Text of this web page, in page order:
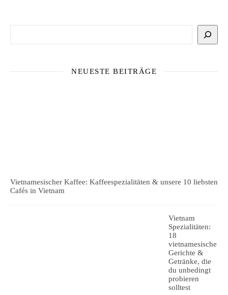
NEUESTE BEITRÄGE
Vietnamesischer Kaffee: Kaffeespezialitäten & unsere 10 liebsten
Cafés in Vietnam
Vietnam
Spezialitäten:
18
vietnamesische
Gerichte &
Getränke, die
du unbedingt
probieren
solltest